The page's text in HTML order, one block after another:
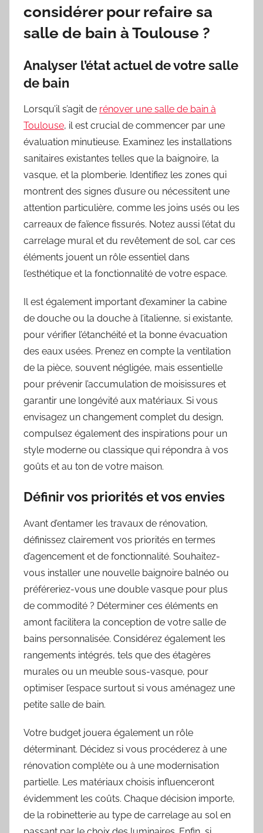
considérer pour refaire sa
salle de bain à Toulouse ?
Analyser l’état actuel de votre salle
de bain
Lorsqu’il s’agit de rénover une salle de bain à
Toulouse, il est crucial de commencer par une
évaluation minutieuse. Examinez les installations
sanitaires existantes telles que la baignoire, la
vasque, et la plomberie. Identifiez les zones qui
montrent des signes d’usure ou nécessitent une
attention particulière, comme les joins usés ou les
carreaux de faïence fissurés. Notez aussi l’état du
carrelage mural et du revêtement de sol, car ces
éléments jouent un rôle essentiel dans
l’esthétique et la fonctionnalité de votre espace.
Il est également important d’examiner la cabine
de douche ou la douche à l’italienne, si existante,
pour vérifier l’étanchéité et la bonne évacuation
des eaux usées. Prenez en compte la ventilation
de la pièce, souvent négligée, mais essentielle
pour prévenir l’accumulation de moisissures et
garantir une longévité aux matériaux. Si vous
envisagez un changement complet du design,
compulsez également des inspirations pour un
style moderne ou classique qui répondra à vos
goûts et au ton de votre maison.
Définir vos priorités et vos envies
Avant d’entamer les travaux de rénovation,
définissez clairement vos priorités en termes
d’agencement et de fonctionnalité. Souhaitez-
vous installer une nouvelle baignoire balnéo ou
préféreriez-vous une double vasque pour plus
de commodité ? Déterminer ces éléments en
amont facilitera la conception de votre salle de
bains personnalisée. Considérez également les
rangements intégrés, tels que des étagères
murales ou un meuble sous-vasque, pour
optimiser l’espace surtout si vous aménagez une
petite salle de bain.
Votre budget jouera également un rôle
déterminant. Décidez si vous procéderez à une
rénovation complète ou à une modernisation
partielle. Les matériaux choisis influenceront
évidemment les coûts. Chaque décision importe,
de la robinetterie au type de carrelage au sol en